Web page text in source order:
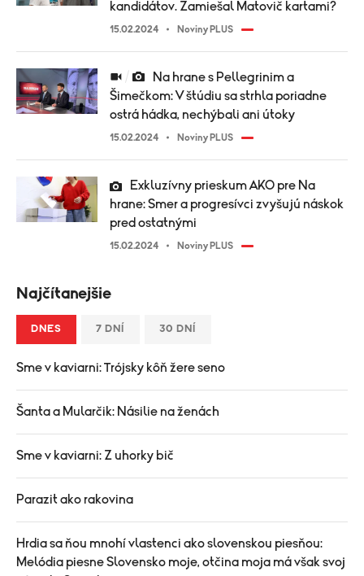
kandidátov. Zamiešal Matovič kartami?
15.02.2024 Noviny PLUS
Šimečkom: V štúdiu sa strhla poriadne
ostrá hádka, nechýbali ani útoky
15.02.2024 Noviny PLUS
hrane: Smer a progresívci zvyšujú náskok
pred ostatnými
15.02.2024 Noviny PLUS
Najčítanejšie
DNES 7 DNÍ 30 DNÍ
Sme v kaviarni: Trójsky kôň žere seno
Šanta a Mularčik: Násilie na ženách
Sme v kaviarni: Z uhorky bič
Parazit ako rakovina
Hrdia sa ňou mnohí vlastenci ako slovenskou piesňou:
Melódia piesne Slovensko moje, otčina moja má však svoj